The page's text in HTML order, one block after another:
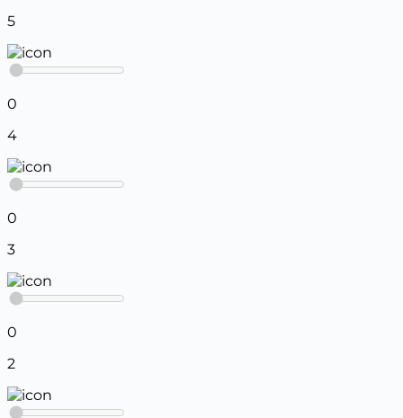
5
0
4
0
3
0
2